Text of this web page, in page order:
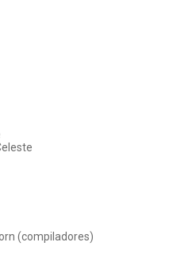
(compiladores)